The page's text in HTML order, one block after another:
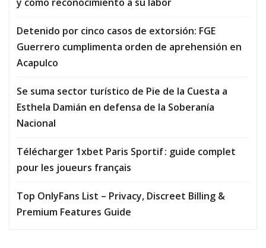
Detenido por cinco casos de extorsión: FGE
Guerrero cumplimenta orden de aprehensión en
Acapulco
Se suma sector turístico de Pie de la Cuesta a
Esthela Damián en defensa de la Soberanía
Nacional
Télécharger 1xbet Paris Sportif : guide complet
pour les joueurs français
Top OnlyFans List – Privacy, Discreet Billing &
Premium Features Guide